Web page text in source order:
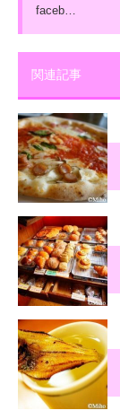
faceb…
関連記事